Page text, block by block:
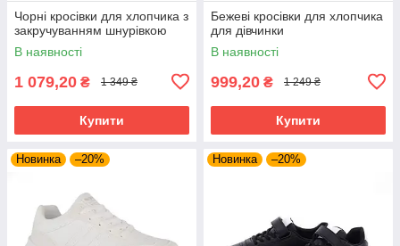
Чорні кросівки для хлопчика з
закручуванням шнурівкою
В наявності
1 079,20 ₴ 1 349 ₴
Купити
Бежеві кросівки для хлопчика
для дівчинки
В наявності
999,20 ₴ 1 249 ₴
Купити
Новинка –20% Новинка –20%